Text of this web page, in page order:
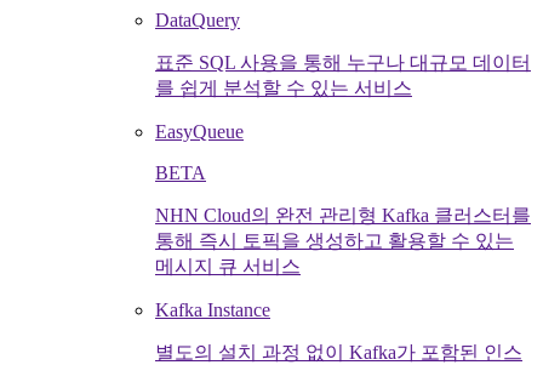
DataQuery
표준 SQL 사용을 통해 누구나 대규모 데이터
를 쉽게 분석할 수 있는 서비스
EasyQueue
BETA
NHN Cloud의 완전 관리형 Kafka 클러스터를
통해 즉시 토픽을 생성하고 활용할 수 있는
메시지 큐 서비스
Kafka Instance
별도의 설치 과정 없이 Kafka가 포함된 인스